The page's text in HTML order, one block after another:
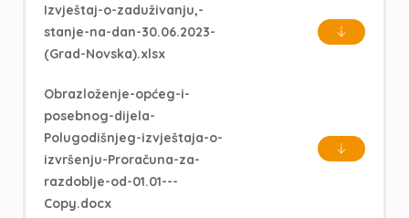
Izvještaj-o-zaduživanju,-
stanje-na-dan-30.06.2023-
(Grad-Novska).xlsx
Obrazloženje-općeg-i-
posebnog-dijela-
Polugodišnjeg-izvještaja-o-
izvršenju-Proračuna-za-
razdoblje-od-01.01---
Copy.docx